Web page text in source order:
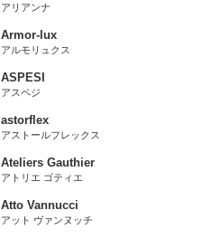
アリアンナ
Armor-lux
アルモリュクス
ASPESI
アスペジ
astorflex
アストールフレックス
Ateliers Gauthier
アトリエ ゴティエ
Atto Vannucci
アット ヴァンヌッチ